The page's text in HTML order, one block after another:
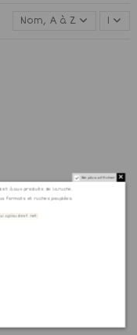
Nom, A à Z
Ne plus afficher
et à aux produits de la ruche.
formats et ruches peuplées.